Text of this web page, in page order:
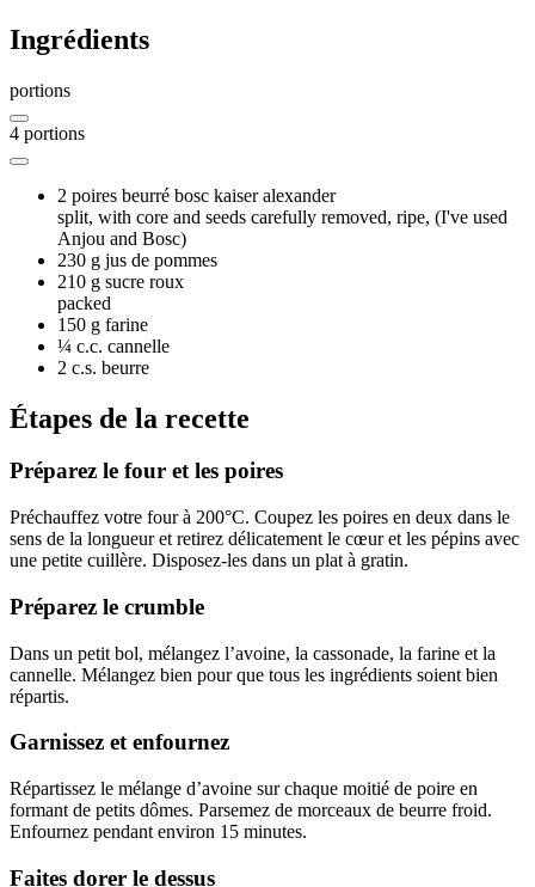
Ingrédients
portions
4 portions
2 poires beurré bosc kaiser alexander
split, with core and seeds carefully removed, ripe, (I've used
Anjou and Bosc)
230 g jus de pommes
210 g sucre roux
packed
150 g farine
¼ c.c. cannelle
2 c.s. beurre
Étapes de la recette
Préparez le four et les poires
Préchauffez votre four à 200°C. Coupez les poires en deux dans le
sens de la longueur et retirez délicatement le cœur et les pépins avec
une petite cuillère. Disposez-les dans un plat à gratin.
Préparez le crumble
Dans un petit bol, mélangez l’avoine, la cassonade, la farine et la
cannelle. Mélangez bien pour que tous les ingrédients soient bien
répartis.
Garnissez et enfournez
Répartissez le mélange d’avoine sur chaque moitié de poire en
formant de petits dômes. Parsemez de morceaux de beurre froid.
Enfournez pendant environ 15 minutes.
Faites dorer le dessus